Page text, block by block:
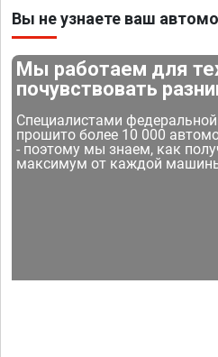
Вы не узнаете ваш
Мы работаем для
почувствовать
Специалистами
прошито более 10 000
- поэтому мы знаем, как
максимум от каждой